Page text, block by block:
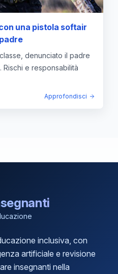
una pistola softair
denunciato il padre
e responsabilità
Approfondisci
inclusiva, con
artificiale e revisione
insegnanti nella